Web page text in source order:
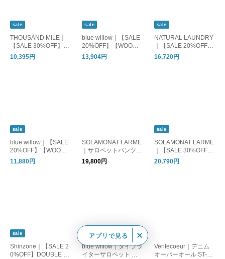
sale
THOUSAND MILE｜
【SALE 30%OFF】C
AMISOLE SALOPETT
E HIGH AIR PERMEA
10,395円
sale
blue willow｜【SALE
20%OFF】【WOODY
別注カラー】リネンオ
ールインワン レディ
13,904円
sale
NATURAL LAUNDRY
｜【SALE 20%OFF】
リネンデニム ガウチ
ョサロペット オール
16,720円
sale
blue willow｜【SALE
20%OFF】【WOODY
別注】リネンサロペッ
ト レディース オール
11,880円
SOLAMONAT LARME
｜サロペットパンツ
オーバーオール サス
ペンダーパンツ オー
19,800円
sale
SOLAMONAT LARME
｜【SALE 30%OFF】
T/Rオールインワン ジ
ャンプスーツ カバー
20,790円
sale
Shinzone｜【SALE 2
0%OFF】DOUBLE C
blue willow｜タイプラ
イターサロペット パ
Veritecoeur｜デニム
オーバーオール ST-04
アプリで見る